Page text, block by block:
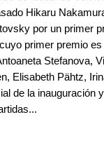
Hikaru
por un primer
primer premio
Stefanova,
Elisabeth Pähtz,
de la inauguración